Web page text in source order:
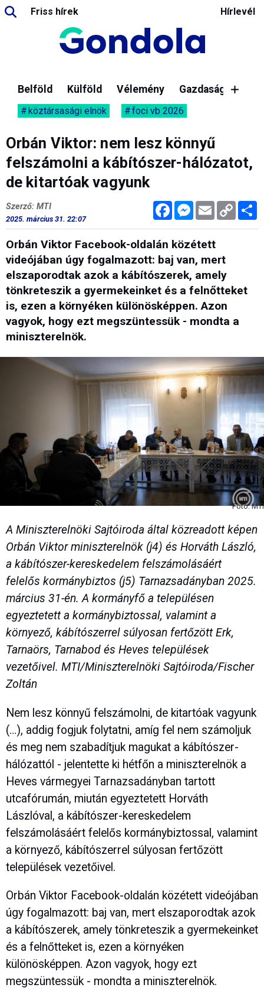
Friss hírek Hírlevél
Belföld Külföld Vélemény Gazdaság
köztársasági elnök foci vb 2026
Orbán Viktor: nem lesz könnyű
felszámolni a kábítószer-hálózatot,
de kitartóak vagyunk
FacebookMessenger
Email Copy
Link
Szerző: MTI
2025. március 31. 22:07
Orbán Viktor Facebook-oldalán közétett
videójában úgy fogalmazott: baj van, mert
elszaporodtak azok a kábítószerek, amely
tönkreteszik a gyermekeinket és a felnőtteket
is, ezen a környéken különösképpen. Azon
vagyok, hogy ezt megszüntessük - mondta a
miniszterelnök.
Fotó: MTI
A Miniszterelnöki Sajtóiroda által közreadott képen
Orbán Viktor miniszterelnök (j4) és Horváth László,
a kábítószer-kereskedelem felszámolásáért
felelős kormánybiztos (j5) Tarnazsadányban 2025.
március 31-én. A kormányfő a településen
egyeztetett a kormánybiztossal, valamint a
környező, kábítószerrel súlyosan fertőzött Erk,
Tarnaörs, Tarnabod és Heves települések
vezetőivel. MTI/Miniszterelnöki Sajtóiroda/Fischer
Zoltán
Nem lesz könnyű felszámolni, de kitartóak vagyunk
(…), addig fogjuk folytatni, amíg fel nem számoljuk
és meg nem szabadítjuk magukat a kábítószer-
hálózattól - jelentette ki hétfőn a miniszterelnök a
Heves vármegyei Tarnazsadányban tartott
utcafórumán, miután egyeztetett Horváth
Lászlóval, a kábítószer-kereskedelem
felszámolásáért felelős kormánybiztossal, valamint
a környező, kábítószerrel súlyosan fertőzött
települések vezetőivel.
Orbán Viktor Facebook-oldalán közétett videójában
úgy fogalmazott: baj van, mert elszaporodtak azok
a kábítószerek, amely tönkreteszik a gyermekeinket
és a felnőtteket is, ezen a környéken
különösképpen. Azon vagyok, hogy ezt
megszüntessük - mondta a miniszterelnök.